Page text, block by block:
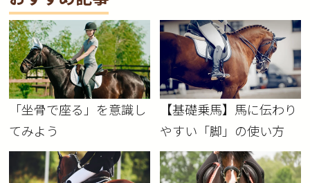
「坐骨で座る」を意識し
てみよう
【基礎乗馬】馬に伝わり
やすい「脚」の使い方